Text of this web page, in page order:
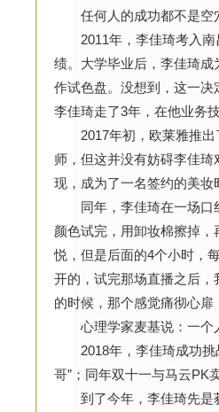
任何人的成功都不是空
2011年，李佳琦考入南
绩。大学毕业后，李佳琦
作试色盘。没想到，这一
李佳琦走了3年，在他业务
2017年初，欧莱雅推出
师，但这并没有妨碍李佳
现，成为了一名签约的美妆
同年，李佳琦在一场口红
颜色试完，用卸妆棉擦掉
悦，但是后面的4个小时，
开的，试完那场直播之后
的时候，那个感觉痛彻心扉
心理学家麦基说：一个
2018年，李佳琦成功挑
哥”；同年双十一与马云PK
到了今年，李佳琦先是